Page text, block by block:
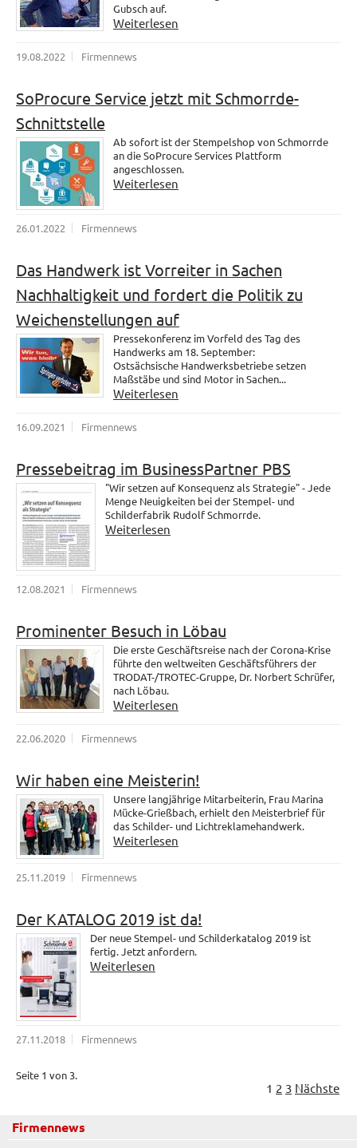
Gubsch auf.
Weiterlesen
19.08.2022 Firmennews
SoProcure Service jetzt mit Schmorrde-
Schnittstelle
Ab sofort ist der Stempelshop von Schmorrde
an die SoProcure Services Plattform
angeschlossen.
Weiterlesen
26.01.2022 Firmennews
Das Handwerk ist Vorreiter in Sachen
Nachhaltigkeit und fordert die Politik zu
Weichenstellungen auf
Pressekonferenz im Vorfeld des Tag des
Handwerks am 18. September:
Ostsächsische Handwerksbetriebe setzen
Maßstäbe und sind Motor in Sachen...
Weiterlesen
16.09.2021 Firmennews
Pressebeitrag im BusinessPartner PBS
"Wir setzen auf Konsequenz als Strategie" - Jede
Menge Neuigkeiten bei der Stempel- und
Schilderfabrik Rudolf Schmorrde.
Weiterlesen
12.08.2021 Firmennews
Prominenter Besuch in Löbau
Die erste Geschäftsreise nach der Corona-Krise
führte den weltweiten Geschäftsführers der
TRODAT-/TROTEC-Gruppe, Dr. Norbert Schrüfer,
nach Löbau.
Weiterlesen
22.06.2020 Firmennews
Wir haben eine Meisterin!
Unsere langjährige Mitarbeiterin, Frau Marina
Mücke-Grießbach, erhielt den Meisterbrief für
das Schilder- und Lichtreklamehandwerk.
Weiterlesen
25.11.2019 Firmennews
Der KATALOG 2019 ist da!
Der neue Stempel- und Schilderkatalog 2019 ist
fertig. Jetzt anfordern.
Weiterlesen
27.11.2018 Firmennews
Seite 1 von 3.
1 2 3 Nächste
Firmennews